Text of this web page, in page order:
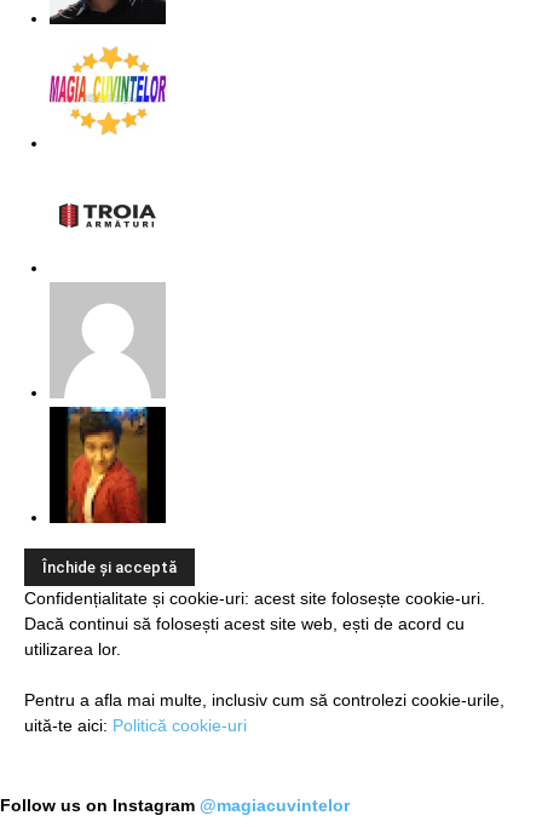
Confidențialitate și cookie-uri: acest site folosește cookie-uri.
Dacă continui să folosești acest site web, ești de acord cu
utilizarea lor.
Pentru a afla mai multe, inclusiv cum să controlezi cookie-urile,
uită-te aici: Politică cookie-uri
Follow us on Instagram @magiacuvintelor